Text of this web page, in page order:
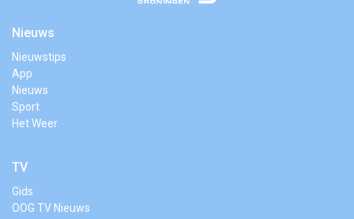
Nieuws
Nieuwstips
App
Nieuws
Sport
Het Weer
TV
Gids
OOG TV Nieuws